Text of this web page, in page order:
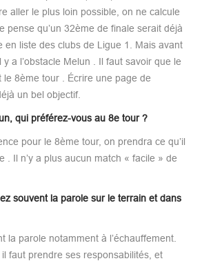
aller le plus loin possible, on ne calcule
pense qu’un 32ème de finale serait déjà
en liste des clubs de Ligue 1. Mais avant
a l’obstacle Melun . Il faut savoir que le
le 8ème tour . Écrire une page de
un bel objectif.
qui préférez-vous au 8e tour ?
pour le 8ème tour, on prendra ce qu’il
. Il n’y a plus aucun match « facile » de
souvent la parole sur le terrain et dans
la parole notamment à l’échauffement.
faut prendre ses responsabilités, et